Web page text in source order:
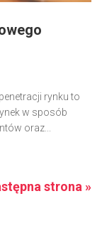
rynku to
w sposób
oraz...
strona »